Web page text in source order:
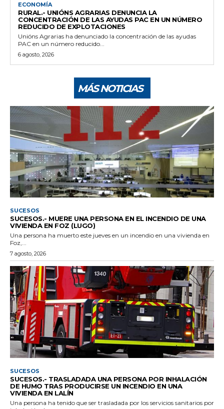
ECONOMÍA
RURAL.- UNIÓNS AGRARIAS DENUNCIA LA
CONCENTRACIÓN DE LAS AYUDAS PAC EN UN NÚMERO
REDUCIDO DE EXPLOTACIONES
Unións Agrarias ha denunciado la concentración de las ayudas
PAC en un número reducido...
6 agosto, 2026
MÁS NOTICIAS
SUCESOS
SUCESOS.- MUERE UNA PERSONA EN EL INCENDIO DE UNA
VIVIENDA EN FOZ (LUGO)
Una persona ha muerto este jueves en un incendio en una vivienda en
Foz,...
7 agosto, 2026
SUCESOS
SUCESOS.- TRASLADADA UNA PERSONA POR INHALACIÓN
DE HUMO TRAS PRODUCIRSE UN INCENDIO EN UNA
VIVIENDA EN LALÍN
Una persona ha tenido que ser trasladada por los servicios sanitarios por